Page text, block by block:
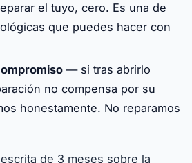
el tuyo, cero. Es una de
que puedes hacer con
— si tras abrirlo
no compensa por su
honestamente. No reparamos
de 3 meses sobre la